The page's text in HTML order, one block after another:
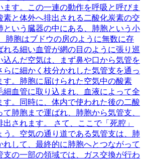
す。この一連の動作を呼吸と呼びま
素と体外へ排出される二酸化炭素の交
という臓器の中にある、肺胞という小
肺胞はブドウの房のように無数に存
れる細い血管が網の目のように張り巡
込んだ空気は、まず鼻や口から気管を
に細かく枝分かれした気管支を通っ
す。肺胞に届けられた空気中の酸素
細血管に取り込まれ、血液によって全
す。同時に、体内で使われた後の二酸
肺胞まで運ばれ、肺胞から気管支、
されます。 さて、ここで「死腔」
う。空気の通り道である気管支は、肺
して、最終的に肺胞へとつながって
支の一部の領域では、ガス交換が行わ